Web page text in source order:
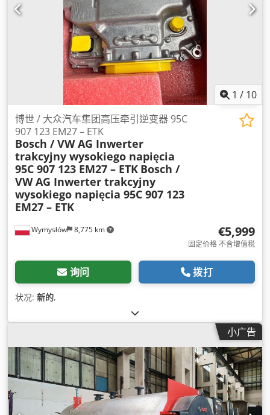
1 / 10
Wymysłów 8,775 km
博世 / 大众汽车集团高压牵引逆变器 95C
907 123 EM27 – ETK
Bosch / VW AG Inwerter
trakcyjny wysokiego napięcia
95C 907 123 EM27 – ETK Bosch /
VW AG Inwerter trakcyjny
wysokiego napięcia 95C 907 123
EM27 – ETK
€5,999
固定价格 不含增值税
询问 拨打
状况: 新的,
小广告